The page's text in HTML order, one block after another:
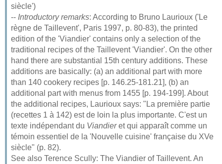
siècle')
-- Introductory remarks: According to Bruno Laurioux ('Le
règne de Taillevent', Paris 1997, p. 80-83), the printed
edition of the 'Viandier' contains only a selection of the
traditional recipes of the Taillevent 'Viandier'. On the other
hand there are substantial 15th century additions. These
additions are basically: (a) an additional part with more
than 140 cookery recipes [p. 146.25-181.21], (b) an
additional part with menus from 1455 [p. 194-199]. About
the additional recipes, Laurioux says: "La première partie
(recettes 1 à 142) est de loin la plus importante. C'est un
texte indépendant du Viandieret qui apparaît comme un
témoin essentiel de la 'Nouvelle cuisine' française du XVe
siècle" (p. 82).
See also Terence Scully: The Viandier of Taillevent. An